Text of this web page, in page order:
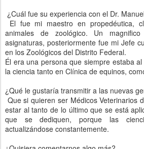
¿Cuál fue su experiencia con el Dr.
El fue mi maestro en propedéutica,
animales de zoológico. Un
asignaturas, posteriormente fue mi Jefe
en los Zoológicos del Distrito Federal.
Él era una persona que siempre estaba
la ciencia tanto en Clínica de equinos,
¿Qué le gustaría transmitir a las nuevas
Que si quieren ser Médicos Veterinarios
estar al tanto de lo último que se está
que se dediquen, porque las
actualizándose constantemente.